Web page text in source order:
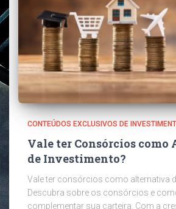
CONTEÚDOS EXCLUSIVOS DE
Vale ter Consórcios
de Investimento?
Vale ter consórcios como alternativa
Descubra sobre os consórcios e
complementar sua carteira. Com a